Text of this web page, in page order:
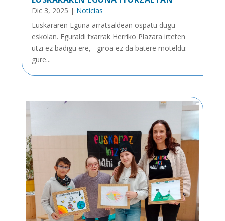
Dic 3, 2025 | Noticias
Euskararen Eguna arratsaldean ospatu dugu
eskolan. Eguraldi txarrak Herriko Plazara irteten
utzi ez badigu ere, giroa ez da batere moteldu:
gure...